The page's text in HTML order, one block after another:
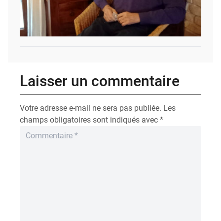
Laisser un commentaire
Votre adresse e-mail ne sera pas publiée. Les
champs obligatoires sont indiqués avec *